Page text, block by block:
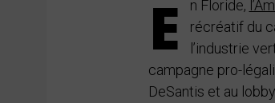
E n Floride,
récréatif du
l’industrie
campagne pro-
DeSantis et au